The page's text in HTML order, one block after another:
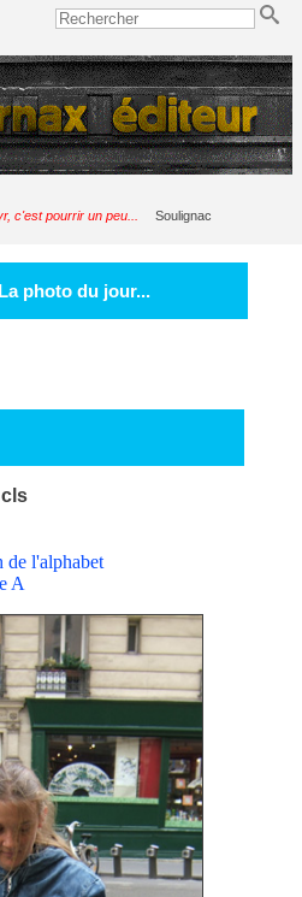
c'est pourrir un peu... Soulignac
photo du jour...
cls
de l'alphabet
A